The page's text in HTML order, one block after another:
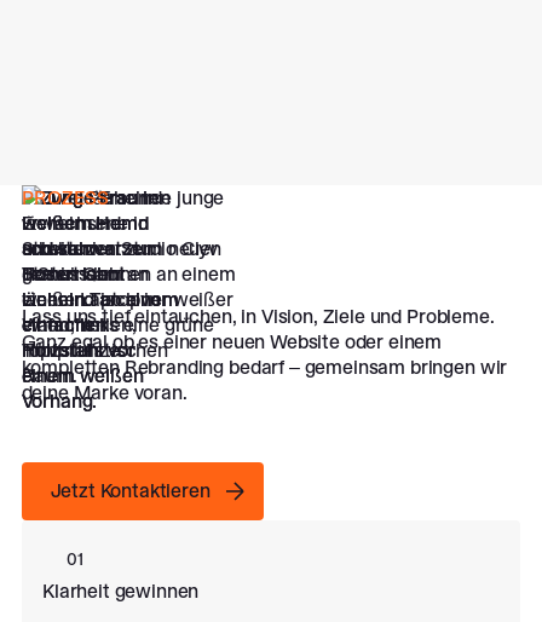
PROZESS
Strukturiert zum neuen
Status Quo
Lass uns tief eintauchen, in Vision, Ziele und Probleme.
Ganz egal ob es einer neuen Website oder einem
kompletten Rebranding bedarf – gemeinsam bringen wir
deine Marke voran.
Jetzt Kontaktieren
01
Klarheit gewinnen